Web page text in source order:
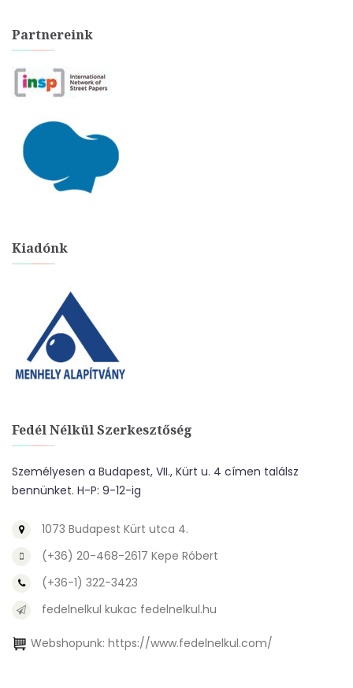
Partnereink
Kiadónk
Fedél Nélkül Szerkesztőség
Személyesen a Budapest, VII., Kürt u. 4 címen találsz
bennünket. H-P: 9-12-ig
1073 Budapest Kürt utca 4.
(+36) 20-468-2617 Kepe Róbert
(+36-1) 322-3423
fedelnelkul kukac fedelnelkul.hu
Webshopunk: https://www.fedelnelkul.com/